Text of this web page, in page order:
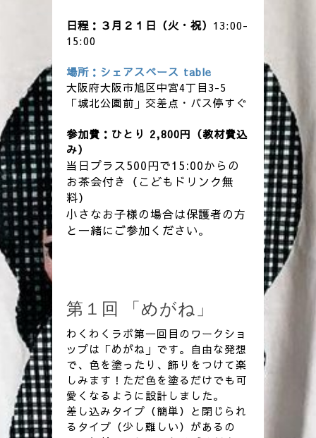
日程：３月２１日（火・祝） 13:00-
15:00
場所：シェアスペース table
大阪府大阪市旭区中宮4丁目3-5
「城北公園前」交差点・バス停すぐ
参加費：ひとり 2,800円 （教材費込
み）
当日プラス500円で15:00からの
お茶会付き（こどもドリンク無
料）
小さなお子様の場合は保護者の方
と一緒にご参加ください。
第１回 「めがね」
わくわくラボ第一回目のワークショ
ップは「めがね」です。自由な発想
で、色を塗ったり、飾りをつけて楽
しみます！ただ色を塗るだけでも可
愛くなるように設計しました。
差し込みタイプ（簡単）と閉じられ
るタイプ（少し難しい）があるの